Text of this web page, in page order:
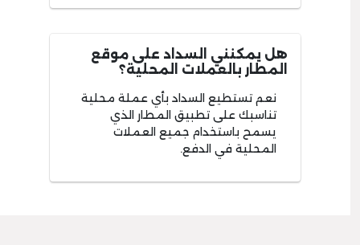
هل يمكنني السداد على موقع
المطار بالعملات المحلية؟
نعم تستطيع السداد بأي عملة محلية
تناسبك على تطبيق المطار الذي
يسمح باستخدام جميع العملات
المحلية في الدفع.